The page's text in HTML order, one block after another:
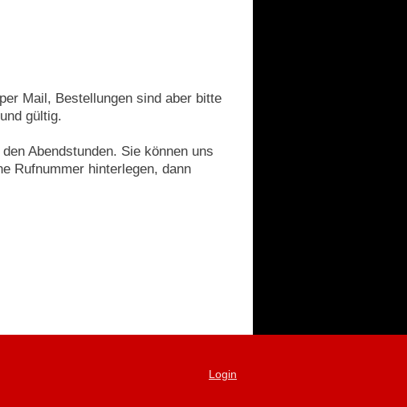
Mail, Bestellungen sind aber bitte
gültig.
Abendstunden. Sie können uns
Rufnummer hinterlegen, dann
Login